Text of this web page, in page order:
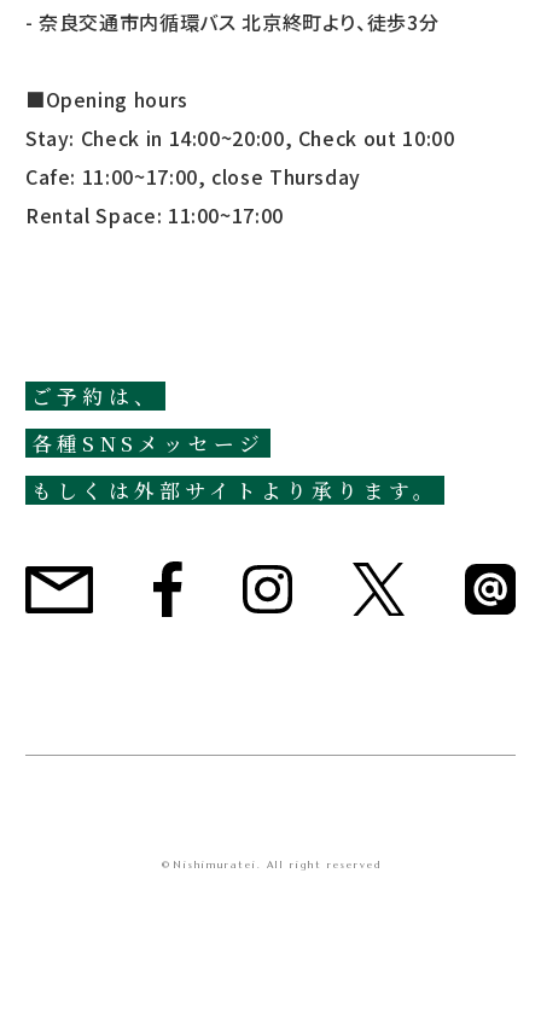
- 奈良交通市内循環バス 北京終町より、徒歩3分
■Opening hours
Stay: Check in 14:00~20:00, Check out 10:00
Cafe: 11:00~17:00, close Thursday
Rental Space: 11:00~17:00
ご予約は、
各種SNSメッセージ
もしくは外部サイトより承ります。
©Nishimuratei. All right reserved